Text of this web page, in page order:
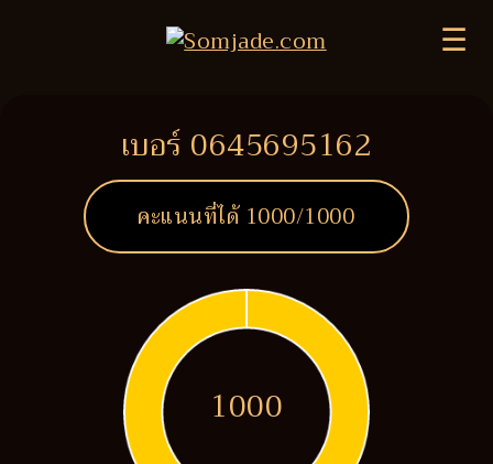
☰
เบอร์ 0645695162
คะแนนที่ได้ 1000/1000
1000